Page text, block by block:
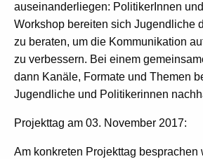
auseinanderliegen: PolitikerInnen
Workshop bereiten sich Jugendliche
zu beraten, um die Kommunikation
zu verbessern. Bei einem
dann Kanäle, Formate und Themen
Jugendliche und Politikerinnen
Projekttag am 03. November 2017:
Am konkreten Projekttag besprachen